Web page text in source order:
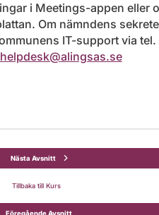
i Meetings-appen eller
Om nämndens
IT-support via
helpdesk@alingsas.se
Föregående Avsnitt
Tillbaka till Kurs
Nästa Avsnitt